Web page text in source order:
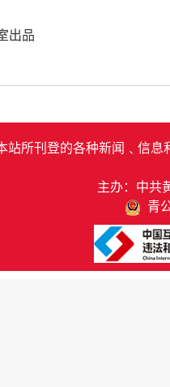
品
站所刊登的各种新闻﹑信息
主办：中共
青